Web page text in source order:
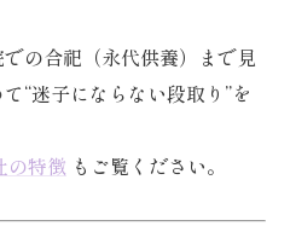
の合祀（永代供養）まで見
“迷子にならない段取り”を
の特徴 もご覧ください。